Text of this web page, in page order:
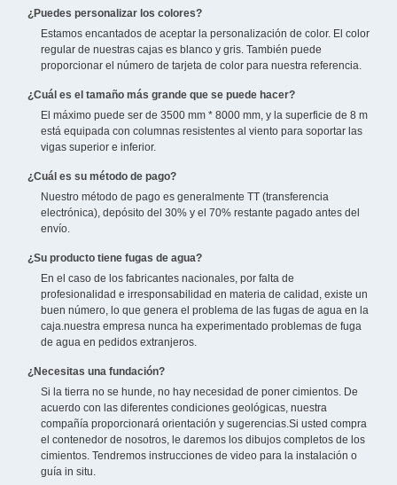
¿Puedes personalizar los colores?
Estamos encantados de aceptar la personalización de color. El color
regular de nuestras cajas es blanco y gris. También puede
proporcionar el número de tarjeta de color para nuestra referencia.
¿Cuál es el tamaño más grande que se puede hacer?
El máximo puede ser de 3500 mm * 8000 mm, y la superficie de 8 m
está equipada con columnas resistentes al viento para soportar las
vigas superior e inferior.
¿Cuál es su método de pago?
Nuestro método de pago es generalmente TT (transferencia
electrónica), depósito del 30% y el 70% restante pagado antes del
envío.
¿Su producto tiene fugas de agua?
En el caso de los fabricantes nacionales, por falta de
profesionalidad e irresponsabilidad en materia de calidad, existe un
buen número, lo que genera el problema de las fugas de agua en la
caja.nuestra empresa nunca ha experimentado problemas de fuga
de agua en pedidos extranjeros.
¿Necesitas una fundación?
Si la tierra no se hunde, no hay necesidad de poner cimientos. De
acuerdo con las diferentes condiciones geológicas, nuestra
compañía proporcionará orientación y sugerencias.Si usted compra
el contenedor de nosotros, le daremos los dibujos completos de los
cimientos. Tendremos instrucciones de video para la instalación o
guía in situ.